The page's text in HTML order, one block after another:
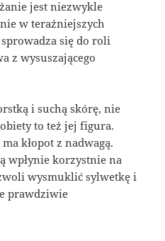
jest niezwykle
w teraźniejszych
się do roli
z wysuszającego
i suchą skórę, nie
to też jej figura.
kłopot z nadwagą.
wpłynie korzystnie na
wysmuklić sylwetkę i
prawdziwie